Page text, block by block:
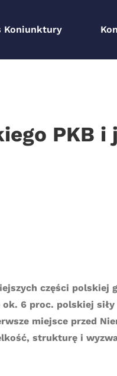
Koniunktury
PKB
części polskiej
6 proc. polskiej
miejsce przed
strukturę i